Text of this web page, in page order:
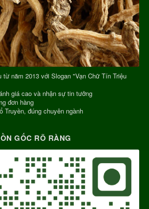
từ năm 2013 với Slogan "Vạn Chữ Tín Triệu
giá cao và nhận sự tin tưởng
đơn hàng
Truyền, đúng chuyên ngành
GỐC RÕ RÀNG